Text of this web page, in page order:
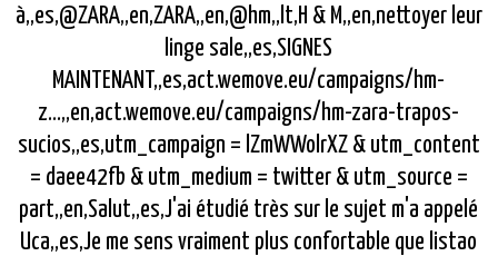
à,,es,@ZARA,,en,ZARA,,en,@hm,,lt,H & M,,en,nettoyer leur
linge sale,,es,SIGNES
MAINTENANT,,es,act.wemove.eu/campaigns/hm-
z...,,en,act.wemove.eu/campaigns/hm-zara-trapos-
sucios,,es,utm_campaign = lZmWWolrXZ & utm_content
= daee42fb & utm_medium = twitter & utm_source =
part,,en,Salut,,es,J'ai étudié très sur le sujet m'a appelé
Uca,,es,Je me sens vraiment plus confortable que listao